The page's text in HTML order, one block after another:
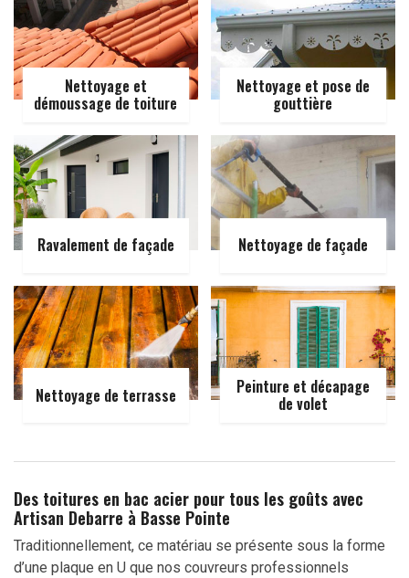
Nettoyage et
démoussage de toiture
Nettoyage et pose de
gouttière
Ravalement de façade Nettoyage de façade
Nettoyage de terrasse Peinture et décapage
de volet
Des toitures en bac acier pour tous les goûts avec
Artisan Debarre à Basse Pointe
Traditionnellement, ce matériau se présente sous la forme
d’une plaque en U que nos couvreurs professionnels